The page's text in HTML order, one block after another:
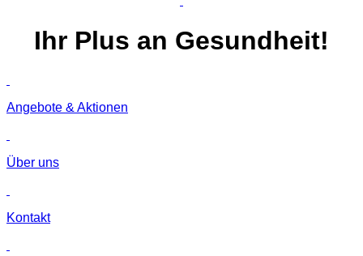
Ihr Plus an Gesundheit!
Angebote & Aktionen
Über uns
Kontakt